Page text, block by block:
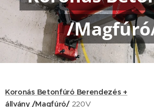
/
Koronás Betonfúró Berendezés +
állvány /Magfúró/220V